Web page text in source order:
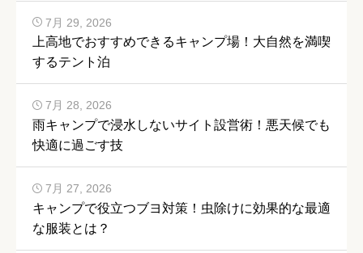
上高地でおすすめできるキャンプ場！大自然を満喫
するテント泊
7月 29, 2026
雨キャンプで浸水しないサイト設営術！悪天候でも
快適に過ごす技
7月 28, 2026
キャンプで役立つブヨ対策！虫除けに効果的な最適
な服装とは？
7月 27, 2026